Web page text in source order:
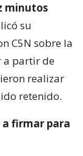
minutos
su
C5N sobre la
a partir de
realizar
retenido.
a firmar para